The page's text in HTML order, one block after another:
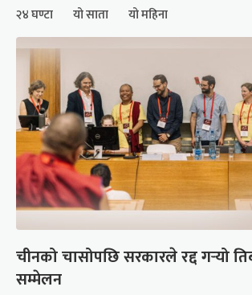
२४ घण्टा यो साता यो महिना
चीनको चासोपछि सरकारले रद्द गर्‍यो
सम्मेलन